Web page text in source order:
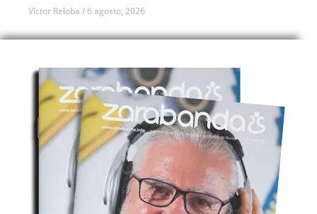
Víctor Reloba 6 agosto, 2026